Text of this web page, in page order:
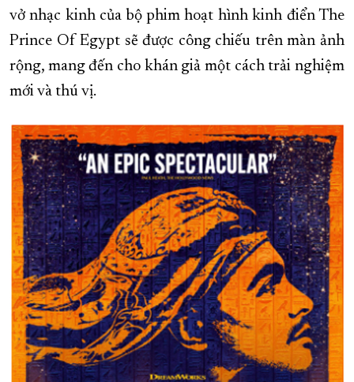
XÂY DỰNG NÔNG THÔN MỚI LỊCH CẮT ĐIỆN
TÀU - XE - MÁY BAY
KỶ NIỆM 370 NĂM XÂY DỰNG VÀ PHÁT TRIỂN TỈNH KHÁNH HÒA
KHOẢNH KHẮC ĐẸP XỨ TRẦM
XÂY DỰNG KHÁNH HÒA TRỞ THÀNH THÀNH PHỐ TRỰC THUỘC
ĐẠI HỘI ĐẢNG CÁC CẤP TRANG CHỦ VỀ BÁO KHÁNH HÒA
vở nhạc kinh của bộ phim hoạt hình kinh điển The
Prince Of Egypt sẽ được công chiếu trên màn ảnh
rộng, mang đến cho khán giả một cách trải nghiệm
mới và thú vị.